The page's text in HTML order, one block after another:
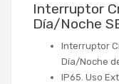
Interruptor
Día/Noche
Interruptor
Día/Noche
IP65. Uso